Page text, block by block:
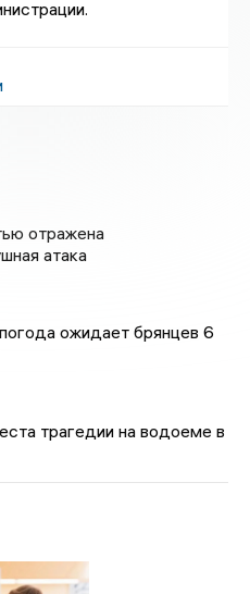
отражена
атака
ожидает брянцев 6
трагедии на водоеме в